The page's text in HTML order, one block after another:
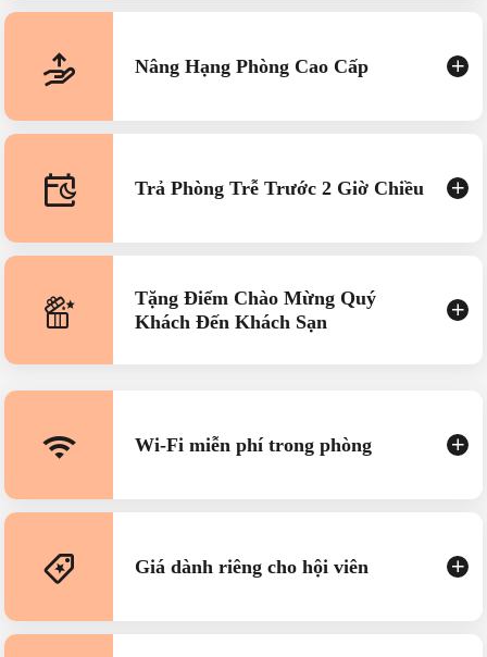
Nâng Hạng Phòng Cao Cấp
Trả Phòng Trễ Trước 2 Giờ Chiều
Tặng Điểm Chào Mừng Quý
Khách Đến Khách Sạn
Wi-Fi miễn phí trong phòng
Giá dành riêng cho hội viên